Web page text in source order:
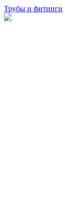
Трубы и фитинги